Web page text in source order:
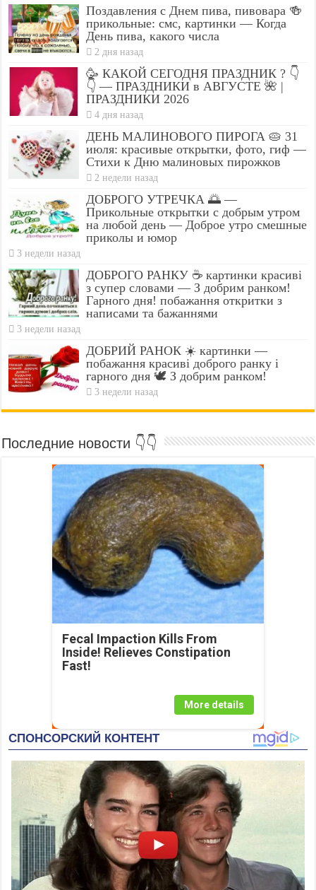
Поздавления с Днем пива, пивовара 🍻
прикольные: смс, картинки — Когда
День пива, какого числа
2 дня назад
🥳 КАКОЙ СЕГОДНЯ ПРАЗДНИК ? 👇
👇 — ПРАЗДНИКИ в АВГУСТЕ 🌺 |
ПРАЗДНИКИ 2026
4 дня назад
ДЕНЬ МАЛИНОВОГО ПИРОГА 🥧 31
июля: красивые открытки, фото, гиф —
Стихи к Дню малиновых пирожков
2 недели назад
ДОБРОГО УТРЕЧКА 🌅 —
Прикольные открытки с добрым утром
на любой день — Доброе утро смешные
приколы и юмор
3 недели назад
ДОБРОГО РАНКУ ☕ картинки красиві
з супер словами — З добрим ранком!
Гарного дня! побажання откритки з
написами та бажаннями
3 недели назад
ДОБРИЙ РАНОК ☀️ картинки —
побажання красиві доброго ранку і
гарного дня 🕊️ З добрим ранком!
3 недели назад
Последние новости 👇👇
Fecal Impaction Kills From
Inside! Relieves Constipation
Fast!
More details